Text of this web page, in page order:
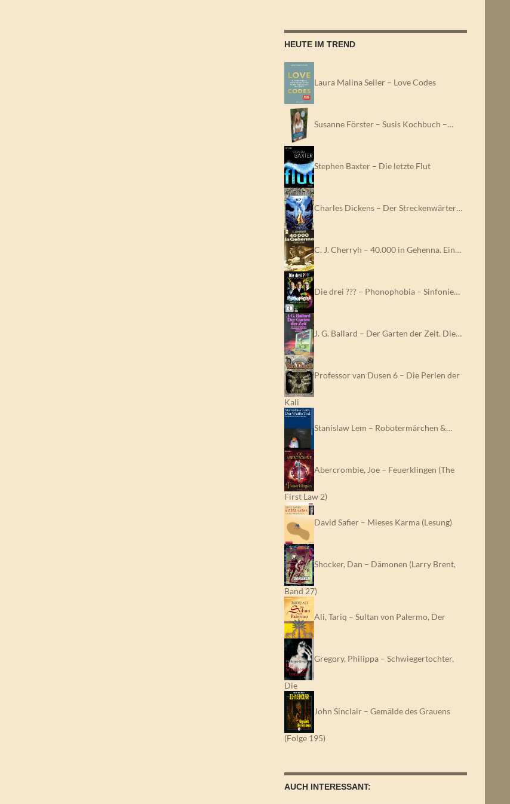
HEUTE IM TREND
Laura Malina Seiler – Love Codes
Susanne Förster – Susis Kochbuch –…
Stephen Baxter – Die letzte Flut
Charles Dickens – Der Streckenwärter…
C. J. Cherryh – 40.000 in Gehenna. Ein…
Die drei ??? – Phonophobia – Sinfonie…
J. G. Ballard – Der Garten der Zeit. Die…
Professor van Dusen 6 – Die Perlen der
Kali
Stanislaw Lem – Robotermärchen &…
Abercrombie, Joe – Feuerklingen (The
First Law 2)
David Safier – Mieses Karma (Lesung)
Shocker, Dan – Dämonen (Larry Brent,
Band 27)
Ali, Tariq – Sultan von Palermo, Der
Gregory, Philippa – Schwiegertochter,
Die
John Sinclair – Gemälde des Grauens
(Folge 195)
AUCH INTERESSANT: